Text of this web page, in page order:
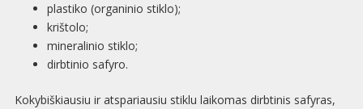
plastiko (organinio stiklo);
krištolo;
mineralinio stiklo;
dirbtinio safyro.
Kokybiškiausiu ir atspariausiu stiklu laikomas dirbtinis safyras,